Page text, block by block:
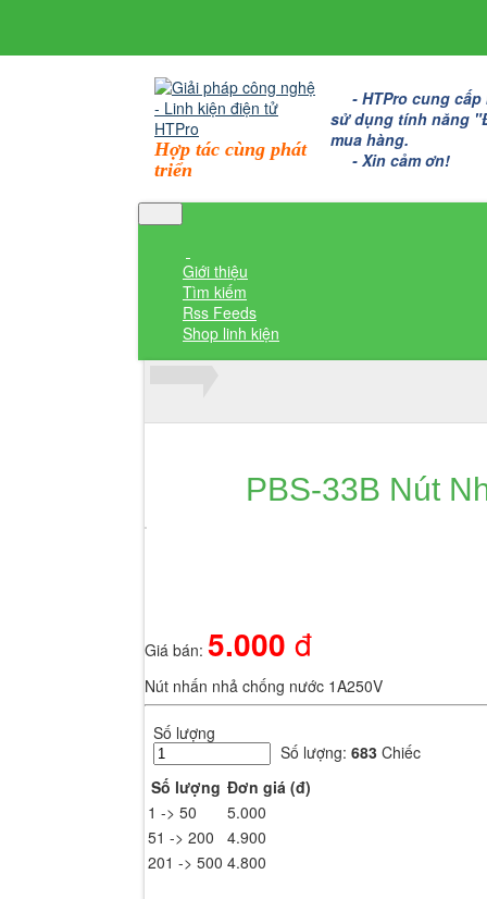
Hợp tác cùng phát
triển
- HTPro cung cấp
sử dụng tính năng
mua hàng.
- Xin cảm ơn!
Giới thiệu
Tìm kiếm
Rss Feeds
Shop linh kiện
PBS-33B Nút
Giá bán: 5.000 đ
Nút nhấn nhả chống nước 1A250V
Số lượng
Số lượng: 683 Chiếc
Số lượng Đơn giá (đ)
1 -> 50
5.000
51 -> 200
4.900
201 -> 500 4.800
Thành viên đăng nhập
Hãy đăng nhập thành viên để trải nghiệm đầy đủ các tiện ích trên
Nhập một trong các mã dự phòng bạn đã nhận được.
Đăng nhập